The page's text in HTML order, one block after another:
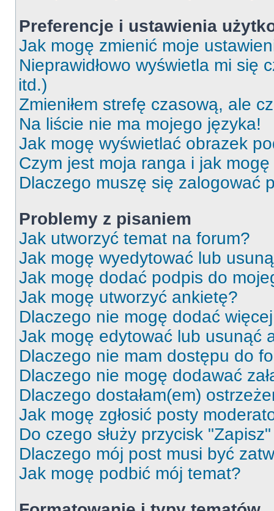
Preferencje i ustawienia
Jak mogę zmienić moje
Nieprawidłowo wyświetla mi się
itd.)
Zmieniłem strefę czasową, ale
Na liście nie ma mojego języka!
Jak mogę wyświetlać obrazek
Czym jest moja ranga i jak
Dlaczego muszę się zalogować
Problemy z pisaniem
Jak utworzyć temat na forum?
Jak mogę wyedytować lub
Jak mogę dodać podpis do
Jak mogę utworzyć ankietę?
Dlaczego nie mogę dodać
Jak mogę edytować lub usunąć
Dlaczego nie mam dostępu do
Dlaczego nie mogę dodawać
Dlaczego dostałam(em)
Jak mogę zgłosić posty
Do czego służy przycisk
Dlaczego mój post musi być
Jak mogę podbić mój temat?